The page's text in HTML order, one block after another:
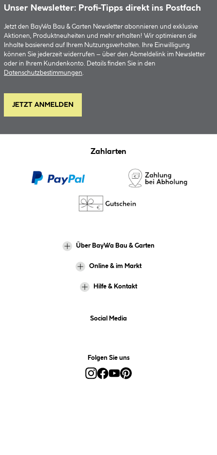
Unser Newsletter: Profi-Tipps direkt ins Postfach
Jetzt den BayWa Bau & Garten Newsletter abonnieren und exklusive
Aktionen, Produktneuheiten und mehr erhalten! Wir optimieren die
Inhalte basierend auf Ihrem Nutzungsverhalten. Ihre Einwilligung
können Sie jederzeit widerrufen – über den Abmeldelink im Newsletter
oder in Ihrem Kundenkonto. Details finden Sie in den
Datenschutzbestimmungen.
JETZT ANMELDEN
Zahlarten
Über BayWa Bau & Garten
Online & im Markt
Hilfe & Kontakt
Social Media
Folgen Sie uns